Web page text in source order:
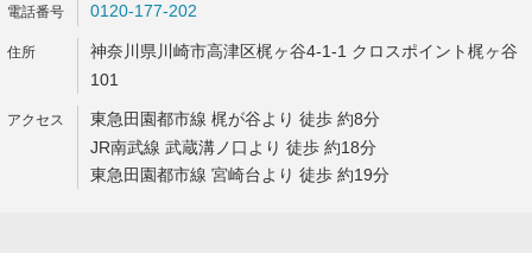
0120-177-202
神奈川県川崎市高津区梶ヶ谷4-1-1 クロスポイント梶ヶ谷
101
東急田園都市線 梶が谷より 徒歩 約8分
JR南武線 武蔵溝ノ口より 徒歩 約18分
東急田園都市線 宮崎台より 徒歩 約19分